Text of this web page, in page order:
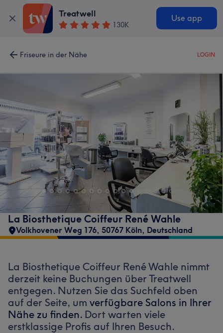
Treatwell
130K
Use app
Friseure in der Nähe LOGIN
La Biosthetique Coiffeur René Wahle
Volkhovener Weg 176, 50767 Köln, Deutschland
La Biosthetique Coiffeur René Wahle nimmt
derzeit keine Buchungen über Treatwell
entgegen. Nutzen Sie das Suchfeld oben
auf der Seite, um verfügbare Salons in Ihrer
Nähe zu finden. Dort warten viele
erstklassige Profis auf Ihren Besuch.